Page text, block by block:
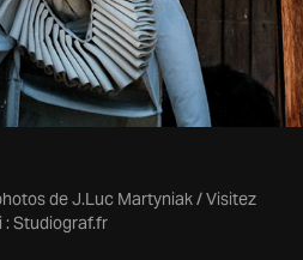
de J.Luc Martyniak / Visitez
: Studiograf.fr